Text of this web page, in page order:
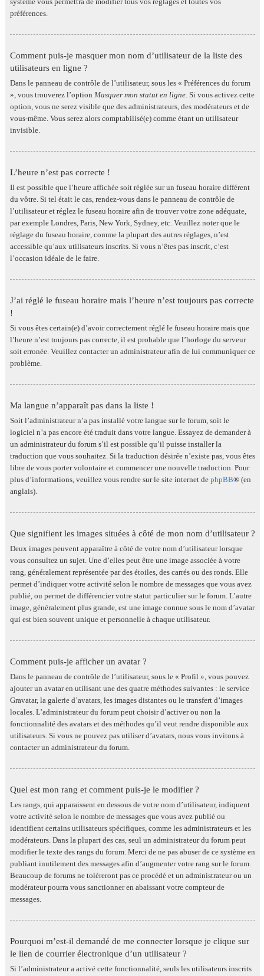
préférences.
Comment puis-je masquer mon nom d’utilisateur de la liste des
utilisateurs en ligne ?
Dans le panneau de contrôle de l’utilisateur, sous les « Préférences du forum
», vous trouverez l’option Masquer mon statut en ligne. Si vous activez cette
option, vous ne serez visible que des administrateurs, des modérateurs et de
vous-même. Vous serez alors comptabilisé(e) comme étant un utilisateur
invisible.
L’heure n’est pas correcte !
Il est possible que l’heure affichée soit réglée sur un fuseau horaire différent
du vôtre. Si tel était le cas, rendez-vous dans le panneau de contrôle de
l’utilisateur et réglez le fuseau horaire afin de trouver votre zone adéquate,
par exemple Londres, Paris, New York, Sydney, etc. Veuillez noter que le
réglage du fuseau horaire, comme la plupart des autres réglages, n’est
accessible qu’aux utilisateurs inscrits. Si vous n’êtes pas inscrit, c’est
l’occasion idéale de le faire.
J’ai réglé le fuseau horaire mais l’heure n’est toujours pas correcte
!
Si vous êtes certain(e) d’avoir correctement réglé le fuseau horaire mais que
l’heure n’est toujours pas correcte, il est probable que l’horloge du serveur
soit erronée. Veuillez contacter un administrateur afin de lui communiquer ce
problème.
Ma langue n’apparaît pas dans la liste !
Soit l’administrateur n’a pas installé votre langue sur le forum, soit le
logiciel n’a pas encore été traduit dans votre langue. Essayez de demander à
un administrateur du forum s’il est possible qu’il puisse installer la
traduction que vous souhaitez. Si la traduction désirée n’existe pas, vous êtes
libre de vous porter volontaire et commencer une nouvelle traduction. Pour
plus d’informations, veuillez vous rendre sur le site internet de phpBB® (en
anglais).
Que signifient les images situées à côté de mon nom d’utilisateur ?
Deux images peuvent apparaître à côté de votre nom d’utilisateur lorsque
vous consultez un sujet. Une d’elles peut être une image associée à votre
rang, généralement représentée par des étoiles, des carrés ou des ronds. Elle
permet d’indiquer votre activité selon le nombre de messages que vous avez
publié, ou permet de différencier votre statut particulier sur le forum. L’autre
image, généralement plus grande, est une image connue sous le nom d’avatar
qui est bien souvent unique et personnelle à chaque utilisateur.
Comment puis-je afficher un avatar ?
Dans le panneau de contrôle de l’utilisateur, sous le « Profil », vous pouvez
ajouter un avatar en utilisant une des quatre méthodes suivantes : le service
Gravatar, la galerie d’avatars, les images distantes ou le transfert d’images
locales. L’administrateur du forum peut choisir d’activer ou non la
fonctionnalité des avatars et des méthodes qu’il veut rendre disponible aux
utilisateurs. Si vous ne pouvez pas utiliser d’avatars, nous vous invitons à
contacter un administrateur du forum.
Quel est mon rang et comment puis-je le modifier ?
Les rangs, qui apparaissent en dessous de votre nom d’utilisateur, indiquent
votre activité selon le nombre de messages que vous avez publié ou
identifient certains utilisateurs spécifiques, comme les administrateurs et les
modérateurs. Dans la plupart des cas, seul un administrateur du forum peut
modifier le texte des rangs du forum. Merci de ne pas abuser de ce système en
publiant inutilement des messages afin d’augmenter votre rang sur le forum.
Beaucoup de forums ne toléreront pas ce procédé et un administrateur ou un
modérateur pourra vous sanctionner en abaissant votre compteur de
messages.
Pourquoi m’est-il demandé de me connecter lorsque je clique sur
le lien de courrier électronique d’un utilisateur ?
Si l’administrateur a activé cette fonctionnalité, seuls les utilisateurs inscrits